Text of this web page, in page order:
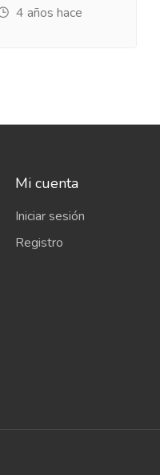
4 años hace
Mi cuenta
Iniciar sesión
Registro